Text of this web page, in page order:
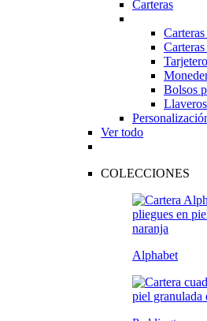
Carteras
Bolsos
Ver todo
COLECCIONES
Alphabet